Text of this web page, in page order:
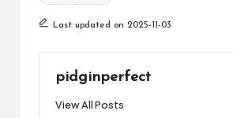
Last updated on 2025-11-03
pidginperfect
View All Posts